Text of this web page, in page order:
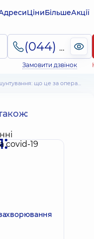
ЦіниБільшеАкції
(044) 495-2-888
Замовити дзвінок
це за операція, як вона проходить і скільки триває